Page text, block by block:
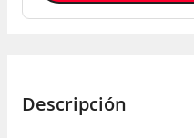
Descripción